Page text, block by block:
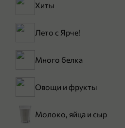
Хиты
Лето с Ярче!
Много белка
Овощи и фрукты
Молоко, яйца и сыр